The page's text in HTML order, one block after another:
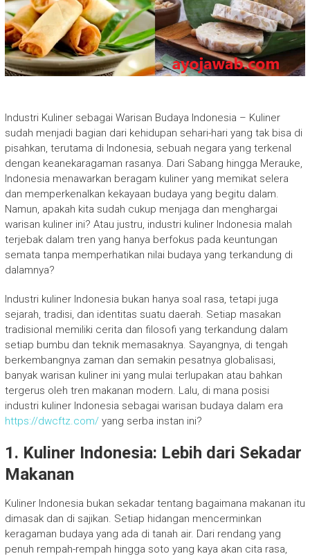
Industri Kuliner sebagai Warisan Budaya Indonesia – Kuliner
sudah menjadi bagian dari kehidupan sehari-hari yang tak bisa di
pisahkan, terutama di Indonesia, sebuah negara yang terkenal
dengan keanekaragaman rasanya. Dari Sabang hingga Merauke,
Indonesia menawarkan beragam kuliner yang memikat selera
dan memperkenalkan kekayaan budaya yang begitu dalam.
Namun, apakah kita sudah cukup menjaga dan menghargai
warisan kuliner ini? Atau justru, industri kuliner Indonesia malah
terjebak dalam tren yang hanya berfokus pada keuntungan
semata tanpa memperhatikan nilai budaya yang terkandung di
dalamnya?
Industri kuliner Indonesia bukan hanya soal rasa, tetapi juga
sejarah, tradisi, dan identitas suatu daerah. Setiap masakan
tradisional memiliki cerita dan filosofi yang terkandung dalam
setiap bumbu dan teknik memasaknya. Sayangnya, di tengah
berkembangnya zaman dan semakin pesatnya globalisasi,
banyak warisan kuliner ini yang mulai terlupakan atau bahkan
tergerus oleh tren makanan modern. Lalu, di mana posisi
industri kuliner Indonesia sebagai warisan budaya dalam era
https://dwcftz.com/yang serba instan ini?
1. Kuliner Indonesia: Lebih dari Sekadar
Makanan
Kuliner Indonesia bukan sekadar tentang bagaimana makanan itu
dimasak dan di sajikan. Setiap hidangan mencerminkan
keragaman budaya yang ada di tanah air. Dari rendang yang
penuh rempah-rempah hingga soto yang kaya akan cita rasa,